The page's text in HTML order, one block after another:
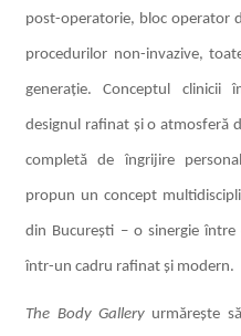
post-operatorie, bloc operator
procedurilor non-invazive,
generație. Conceptul clinicii
designul rafinat și o atmosferă
completă de îngrijire
propun un concept
din București – o sinergie între
într-un cadru rafinat și modern.
The Body Galleryurmărește